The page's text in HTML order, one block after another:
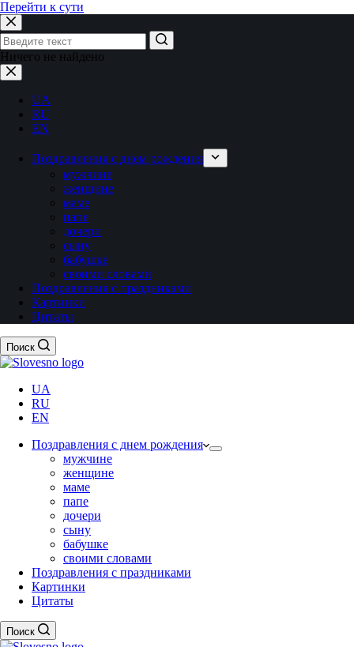
Перейти к сути
Ничего не найдено
UA
RU
EN
Поздравления с днем рождения
мужчине
женщине
маме
папе
дочери
сыну
бабушке
своими словами
Поздравления с праздниками
Картинки
Цитаты
Поиск
UA
RU
EN
Поздравления с днем рождения
мужчине
женщине
маме
папе
дочери
сыну
бабушке
своими словами
Поздравления с праздниками
Картинки
Цитаты
Поиск